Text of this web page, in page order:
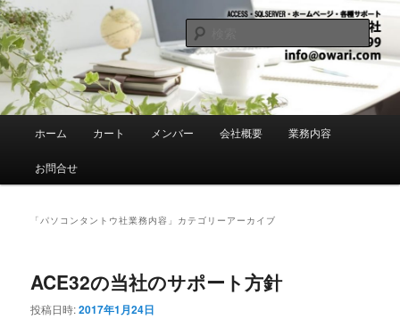
メ
イ
ン
コ
ン
テ
サ
ブ
コ
ン
テ
ン
有限会社パソコンタントウ社
愛知県あま市・MS ACCESS アクセス ・SQLSERVER・システム 開発・ホ
ームページ・各種パソコンサポート
検
索
ホーム カート メンバー 会社概要 業務内容
お問合せ
「 パソコンタントウ社業務内容 」カテゴリーアーカイブ
ACE32の当社のサポート方針
投稿日時:2017年1月24日